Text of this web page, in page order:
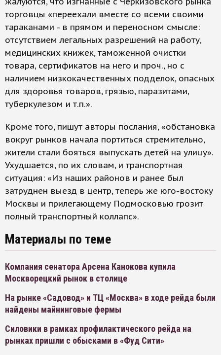
торговцы «переехали вместе со всеми своими
тараканами - в прямом и переносном смысле:
отсутствием легальных разрешений на работу,
медицинских книжек, таможенной очистки
товара, сертификатов на него и проч., но с
наличием низкокачественных подделок, опасных
для здоровья товаров, грязью, паразитами,
туберкулезом и т.п.».
Кроме того, пишут авторы послания, «обстановка
вокруг рынков начала портиться стремительно,
жители стали бояться выпускать детей на улицу».
Ухудшается, по их словам, и транспортная
ситуация: «Из наших районов и ранее был
затруднен выезд в центр, теперь же юго-востоку
Москвы и прилегающему Подмосковью грозит
полный транспортный коллапс».
Материалы по теме
Компания сенатора Арсена Канокова купила
Москворецкий рынок в столице
На рынке «Садовод» и ТЦ «Москва» в ходе рейда были
найдены майнинговые фермы
Силовики в рамках профилактического рейда на
рынках пришли с обысками в «Фуд Сити»